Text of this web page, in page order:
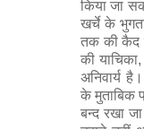
जरूरत
ए.आई.आर.
हिन्‍दू विवाहित स्त्री,
ले सकती है और तो और
करती तो उसे सास-ससुर से
अधिनियम के अनुसार